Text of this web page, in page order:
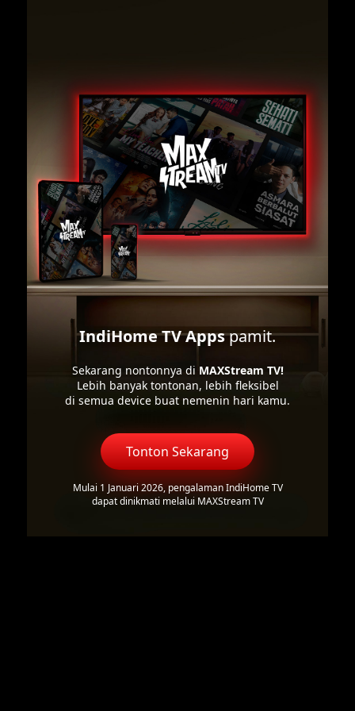
IndiHome TV Appspamit.
Sekarang nontonnya di MAXStream TV!
Lebih banyak tontonan, lebih fleksibel
di semua device buat nemenin hari kamu.
Tonton Sekarang
Mulai 1 Januari 2026, pengalaman IndiHome TV
dapat dinikmati melalui MAXStream TV